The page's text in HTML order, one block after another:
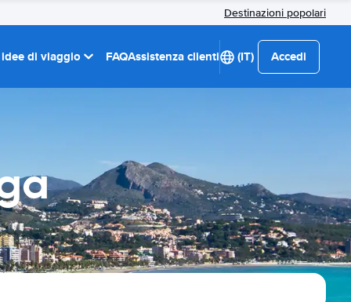
Destinazioni popolari
di viaggio FAQAssistenza clienti (IT) Accedi